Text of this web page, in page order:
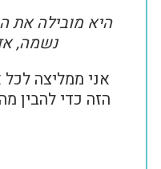
היא מובילה את
נשמה,
אני ממליצה
הזה כדי להבין